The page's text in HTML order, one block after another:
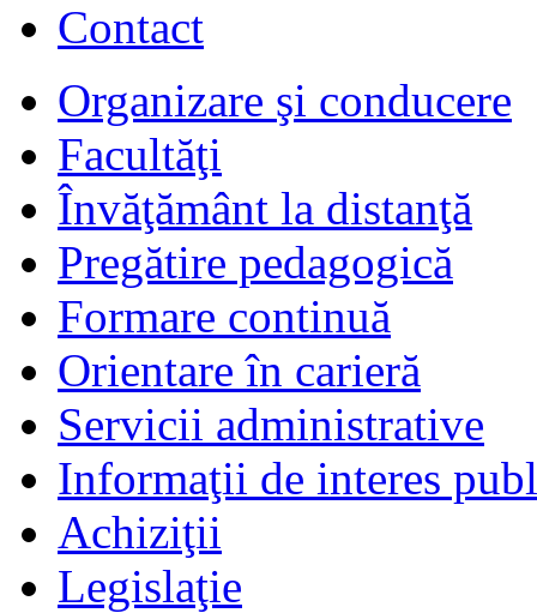
Contact
Organizare şi conducere
Facultăţi
Învăţământ la distanţă
Pregătire pedagogică
Formare continuă
Orientare în carieră
Servicii administrative
Informaţii de interes
Achiziţii
Legislaţie